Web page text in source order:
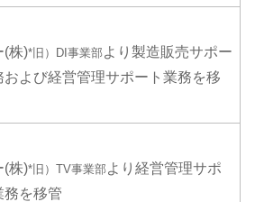
(株)*旧）DI事業部より製造販売サポー
および経営管理サポート業務を移
(株)*旧）TV事業部より経営管理サポ
務を移管